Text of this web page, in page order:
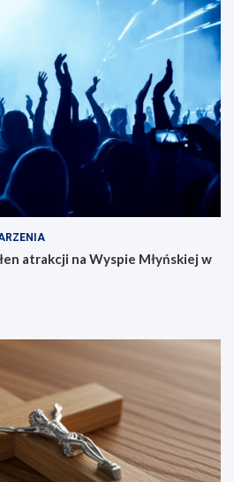
atrakcji na Wyspie Młyńskiej w